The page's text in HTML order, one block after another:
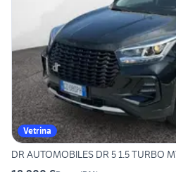
Vetrina
DR AUTOMOBILES DR 5 1.5 TURBO